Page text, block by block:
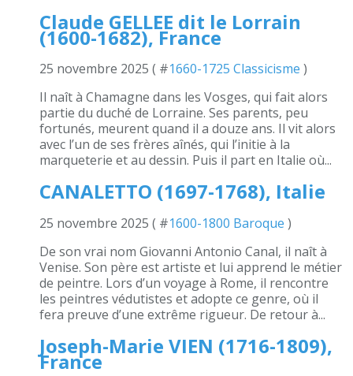
Claude GELLEE dit le Lorrain
(1600-1682), France
25 novembre 2025 ( #1660-1725 Classicisme )
Il naît à Chamagne dans les Vosges, qui fait alors
partie du duché de Lorraine. Ses parents, peu
fortunés, meurent quand il a douze ans. Il vit alors
avec l’un de ses frères aînés, qui l’initie à la
marqueterie et au dessin. Puis il part en Italie où...
CANALETTO (1697-1768), Italie
25 novembre 2025 ( #1600-1800 Baroque )
De son vrai nom Giovanni Antonio Canal, il naît à
Venise. Son père est artiste et lui apprend le métier
de peintre. Lors d’un voyage à Rome, il rencontre
les peintres védutistes et adopte ce genre, où il
fera preuve d’une extrême rigueur. De retour à...
Joseph-Marie VIEN (1716-1809),
France